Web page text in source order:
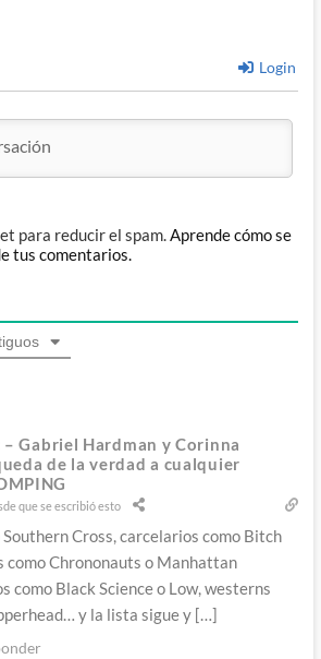
Login
para reducir el spam.Aprende cómo se
tus comentarios.
Gabriel Hardman y Corinna
de la verdad a cualquier
que se escribió esto
Cross, carcelarios como Bitch
como Chrononauts o Manhattan
como Black Science o Low, westerns
y la lista sigue y […]